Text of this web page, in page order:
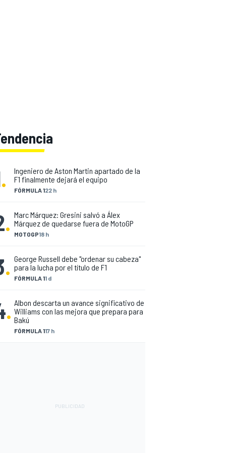
. FÓRMULA 122 h
Ingeniero de Aston Martin apartado de la
F1 finalmente dejará el equipo
. MOTOGP18 h
Marc Márquez: Gresini salvó a Álex
Márquez de quedarse fuera de MotoGP
. FÓRMULA 11 d
George Russell debe "ordenar su cabeza"
para la lucha por el título de F1
.
FÓRMULA 117 h
Albon descarta un avance significativo de
Williams con las mejora que prepara para
Bakú